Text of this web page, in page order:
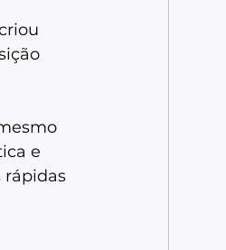
e
rápidas